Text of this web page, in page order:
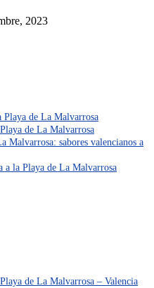
2023
Playa de La Malvarrosa
de La Malvarrosa
Malvarrosa: sabores valencianos a
a la Playa de La Malvarrosa
de La Malvarrosa – Valencia